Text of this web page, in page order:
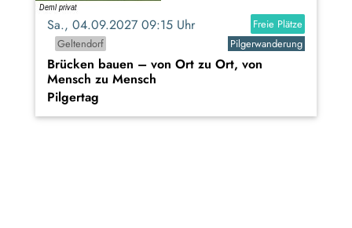
Sa., 04.09.2027 09:15 Uhr
Freie Plätze
Geltendorf
Pilgerwanderung
Brücken bauen – von Ort zu Ort, von
Mensch zu Mensch
Pilgertag